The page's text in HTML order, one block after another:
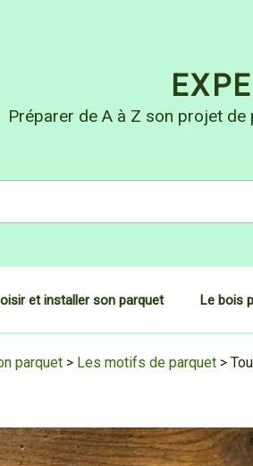
Préparer de A à Z son projet
et installer son parquet Le bois
parquet > Les motifs de parquet >